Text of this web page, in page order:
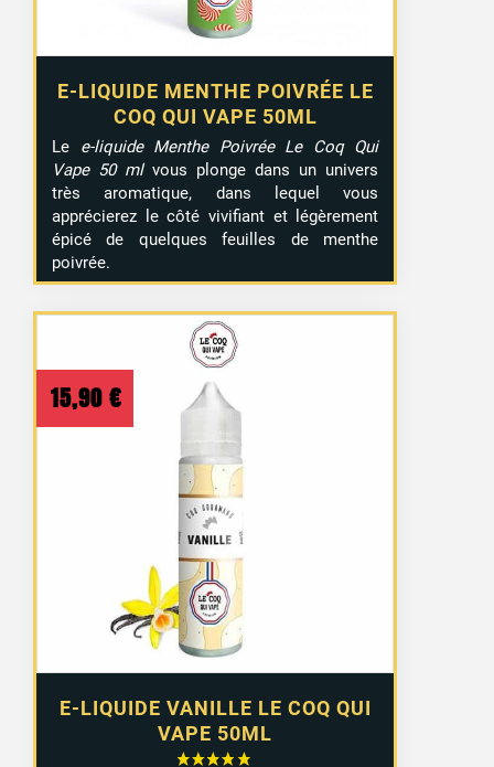
E-LIQUIDE MENTHE POIVRÉE LE
COQ QUI VAPE 50ML
Le e-liquide Menthe Poivrée Le Coq Qui
Vape 50 mlvous plonge dans un univers
très aromatique, dans lequel vous
apprécierez le côté vivifiant et légèrement
épicé de quelques feuilles de menthe
poivrée.
E-LIQUIDE VANILLE LE COQ QUI
VAPE 50ML
15,90 €